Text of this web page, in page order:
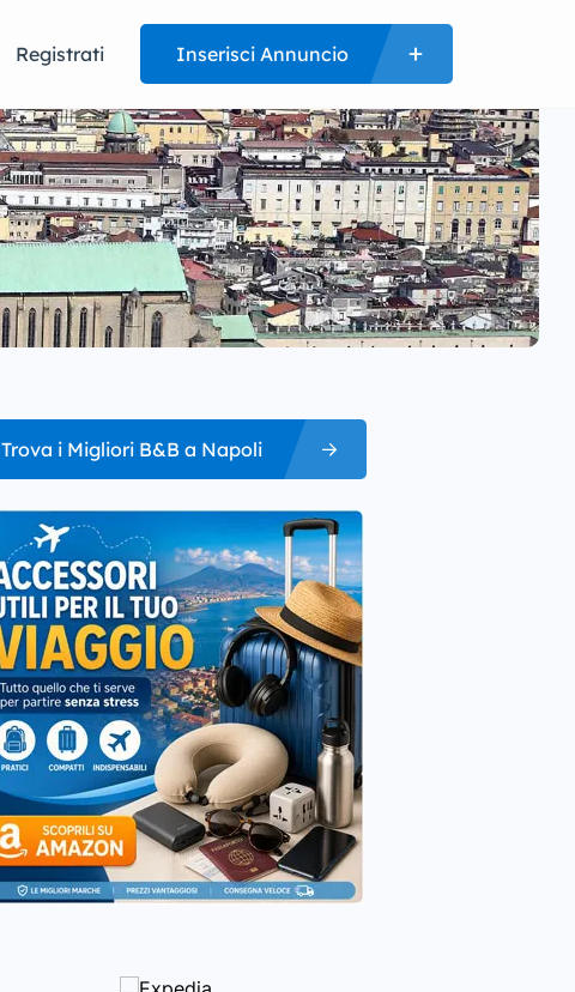
Registrati Inserisci Annuncio
Trova i Migliori B&B a Napoli